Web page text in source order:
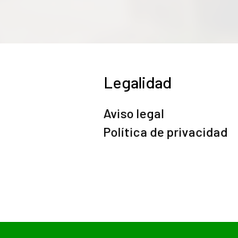
Legalidad
Aviso legal
Política de privacidad